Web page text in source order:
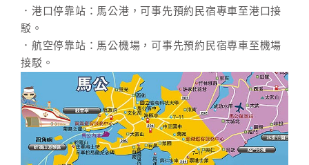
．港口停靠站：馬公港，可事先預約民宿專車至港口接
駁。
．航空停靠站：馬公機場，可事先預約民宿專車至機場
接駁。